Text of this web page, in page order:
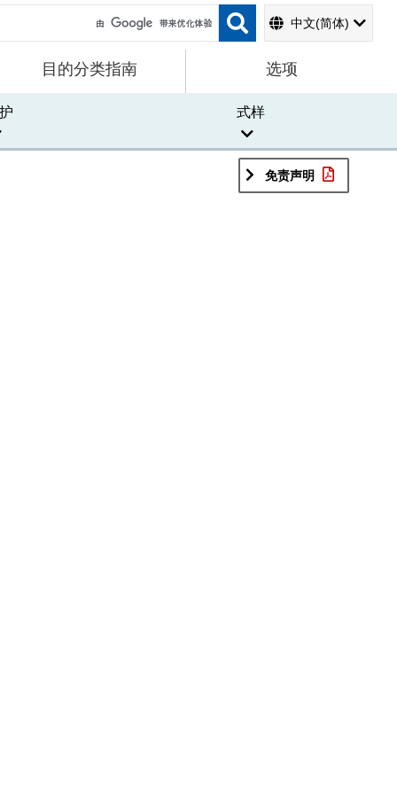
中文(简体)
目的分类指南 选项
式样
免责声明